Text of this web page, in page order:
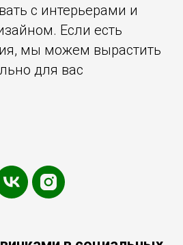
с интерьерами и
Если есть
мы можем вырастить
для вас